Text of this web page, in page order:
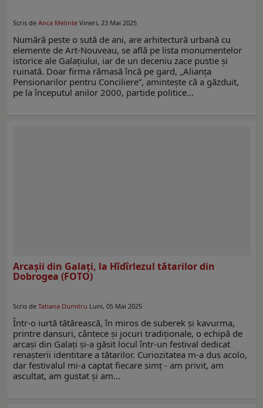
Scris de Anca Melinte Vineri, 23 Mai 2025
Numără peste o sută de ani, are arhitectură urbană cu
elemente de Art-Nouveau, se află pe lista monumentelor
istorice ale Galaţiului, iar de un deceniu zace pustie şi
ruinată. Doar firma rămasă încă pe gard, „Alianţa
Pensionarilor pentru Conciliere”, aminteşte că a găzduit,
pe la începutul anilor 2000, partide politice…
Arcașii din Galați, la Hîdîrlezul tătarilor din
Dobrogea (FOTO)
Scris de Tatiana Dumitru Luni, 05 Mai 2025
Într-o iurtă tătărească, în miros de suberek și kavurma,
printre dansuri, cântece și jocuri tradiționale, o echipă de
arcași din Galați și-a găsit locul într-un festival dedicat
renașterii identitare a tătarilor. Curiozitatea m-a dus acolo,
dar festivalul mi-a captat fiecare simț - am privit, am
ascultat, am gustat și am…